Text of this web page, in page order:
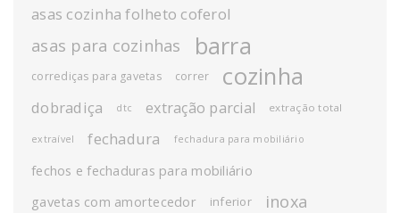
asas cozinha folheto coferol
asas para cozinhas barra
corrediças para gavetas correr cozinha
dobradiça dtc extração parcial extração total
extraível fechadura fechadura para mobiliário
fechos e fechaduras para mobiliário
gavetas com amortecedor
inferior inoxa